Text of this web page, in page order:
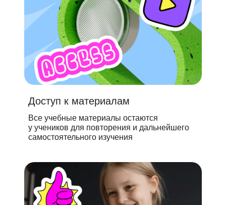
Доступ к материалам
Все учебные материалы остаются
у учеников для повторения и дальнейшего
самостоятельного изучения